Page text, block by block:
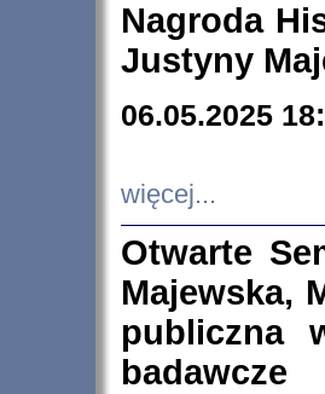
Nagroda
Justyny
06.05.2025
więcej...
Otwarte
Majewska,
publiczna
badawcze